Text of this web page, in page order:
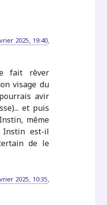
2025, 19:40,
fait rêver
visage du
avir
et puis
même
est-il
de le
2025, 10:35